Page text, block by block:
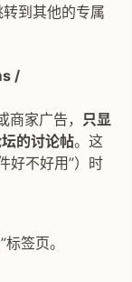
到其他的专属
/
家广告， 只显
的讨论帖。这
好不好用”）时
签页。